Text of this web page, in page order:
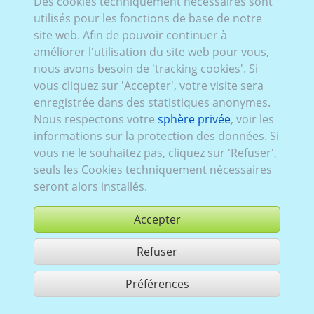
acheter
partager 1 résultats
utilisés pour les fonctions de base de notre
site web. Afin de pouvoir continuer à
améliorer l'utilisation du site web pour vous,
nous avons besoin de 'tracking cookies'. Si
vous cliquez sur 'Accepter', votre visite sera
enregistrée dans des statistiques anonymes.
Nous respectons votre sphère privée, voir les
informations sur la protection des données. Si
vous ne le souhaitez pas, cliquez sur 'Refuser',
seuls les Cookies techniquement nécessaires
seront alors installés.
Accepter
Refuser
Préférences